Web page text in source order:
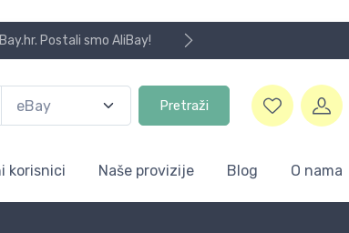
Postali smo AliBay!
Pretraži
korisnici Naše provizije Blog O nama